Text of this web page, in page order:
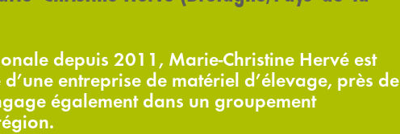
depuis 2011, Marie-Christine Hervé est
entreprise de matériel d’élevage, près de
également dans un groupement